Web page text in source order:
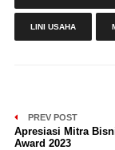
LINI USAHA
PREV POST
Apresiasi Mitra
Award 2023